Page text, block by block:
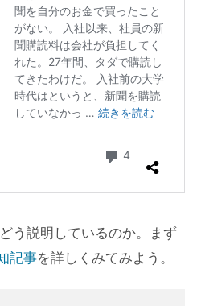
う説明しているのか。まず
記事を詳しくみてみよう。